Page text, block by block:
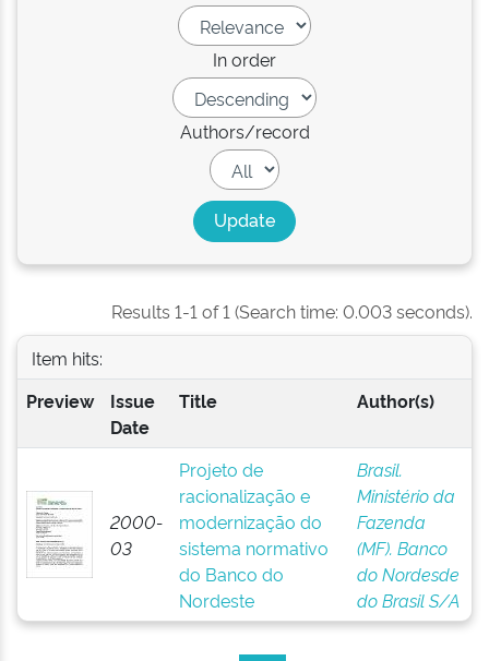
In order
Authors/record
Results 1-1 of 1 (Search time: 0.003 seconds).
Item hits:
Preview
Issue
Date
Title Author(s)
2000-
03
Projeto de
racionalização e
modernização do
sistema normativo
do Banco do
Nordeste
Brasil.
Ministério da
Fazenda
(MF). Banco
do Nordesde
do Brasil S/A